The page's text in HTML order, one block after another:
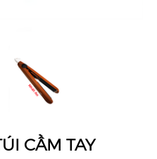
CẦM TAY